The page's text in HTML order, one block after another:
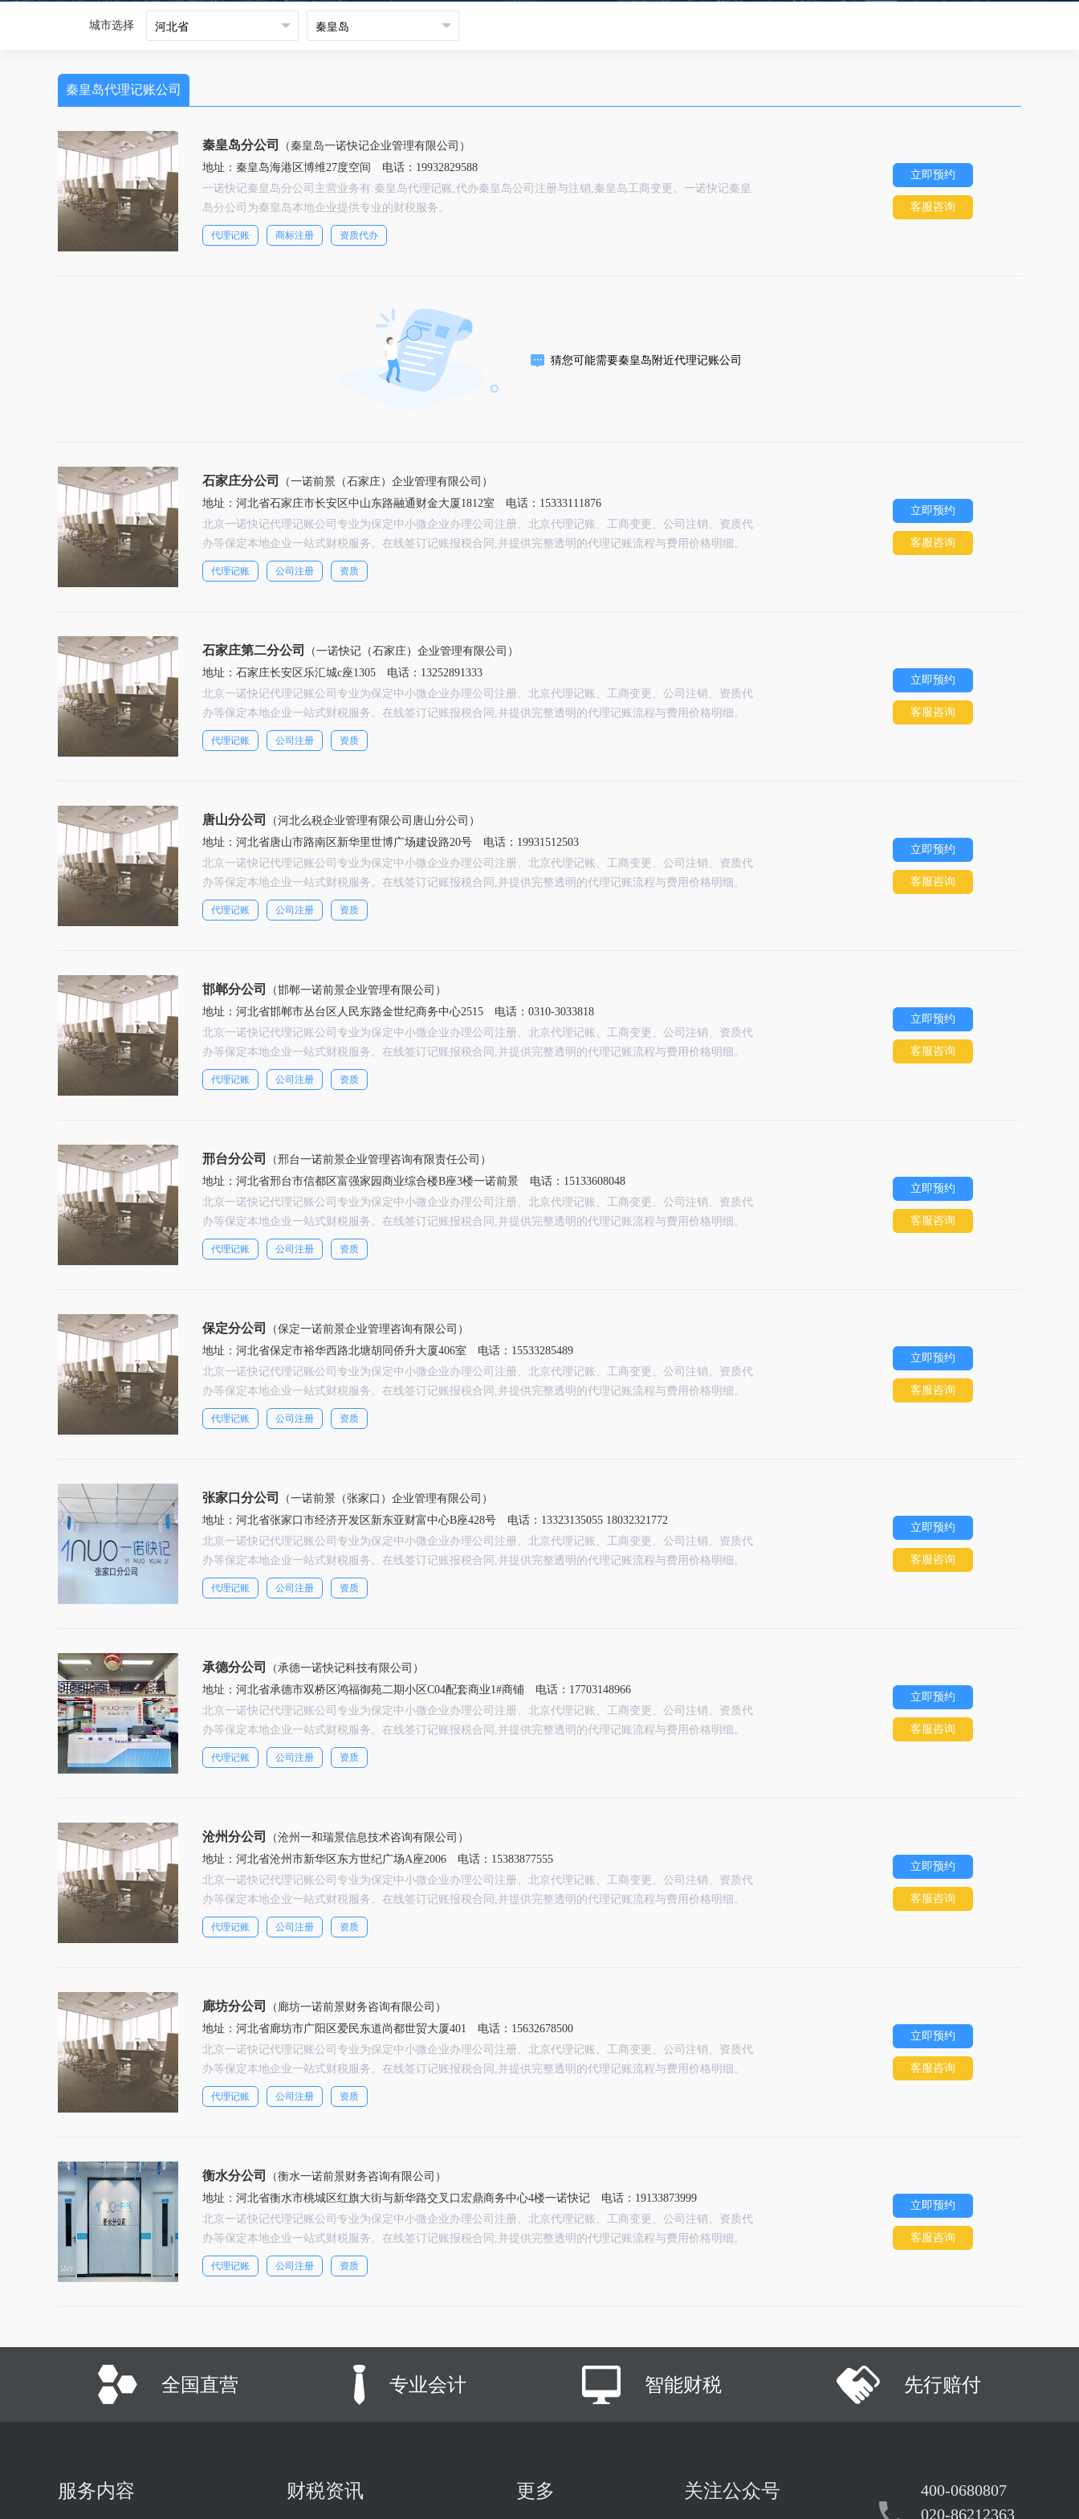
城市选择
秦皇岛代理记账公司
秦皇岛分公司
（秦皇岛一诺快记企业管理有限公司）
地址：秦皇岛海港区博维27度空间
电话：19932829588
一诺快记秦皇岛分公司主营业务有:秦皇岛代理记账,代办秦皇岛公司注册与注销,秦皇岛工商变更。一诺快记秦皇
岛分公司为秦皇岛本地企业提供专业的财税服务。
代理记账 商标注册 资质代办
立即预约
客服咨询
猜您可能需要秦皇岛附近代理记账公司
石家庄分公司
（一诺前景（石家庄）企业管理有限公司）
地址：河北省石家庄市长安区中山东路融通财金大厦1812室
电话：15333111876
北京一诺快记代理记账公司专业为保定中小微企业办理公司注册、北京代理记账、工商变更、公司注销、资质代
办等保定本地企业一站式财税服务。在线签订记账报税合同,并提供完整透明的代理记账流程与费用价格明细。
代理记账 公司注册 资质
立即预约
客服咨询
石家庄第二分公司
（一诺快记（石家庄）企业管理有限公司）
地址：石家庄长安区乐汇城c座1305
电话：13252891333
北京一诺快记代理记账公司专业为保定中小微企业办理公司注册、北京代理记账、工商变更、公司注销、资质代
办等保定本地企业一站式财税服务。在线签订记账报税合同,并提供完整透明的代理记账流程与费用价格明细。
代理记账 公司注册 资质
立即预约
客服咨询
唐山分公司
（河北么税企业管理有限公司唐山分公司）
地址：河北省唐山市路南区新华里世博广场建设路20号
电话：19931512503
北京一诺快记代理记账公司专业为保定中小微企业办理公司注册、北京代理记账、工商变更、公司注销、资质代
办等保定本地企业一站式财税服务。在线签订记账报税合同,并提供完整透明的代理记账流程与费用价格明细。
代理记账 公司注册 资质
立即预约
客服咨询
邯郸分公司
（邯郸一诺前景企业管理有限公司）
地址：河北省邯郸市丛台区人民东路金世纪商务中心2515
电话：0310-3033818
北京一诺快记代理记账公司专业为保定中小微企业办理公司注册、北京代理记账、工商变更、公司注销、资质代
办等保定本地企业一站式财税服务。在线签订记账报税合同,并提供完整透明的代理记账流程与费用价格明细。
代理记账 公司注册 资质
立即预约
客服咨询
邢台分公司
（邢台一诺前景企业管理咨询有限责任公司）
地址：河北省邢台市信都区富强家园商业综合楼B座3楼一诺前景
电话：15133608048
北京一诺快记代理记账公司专业为保定中小微企业办理公司注册、北京代理记账、工商变更、公司注销、资质代
办等保定本地企业一站式财税服务。在线签订记账报税合同,并提供完整透明的代理记账流程与费用价格明细。
代理记账 公司注册 资质
立即预约
客服咨询
保定分公司
（保定一诺前景企业管理咨询有限公司）
地址：河北省保定市裕华西路北塘胡同侨升大厦406室
电话：15533285489
北京一诺快记代理记账公司专业为保定中小微企业办理公司注册、北京代理记账、工商变更、公司注销、资质代
办等保定本地企业一站式财税服务。在线签订记账报税合同,并提供完整透明的代理记账流程与费用价格明细。
代理记账 公司注册 资质
立即预约
客服咨询
张家口分公司
（一诺前景（张家口）企业管理有限公司）
地址：河北省张家口市经济开发区新东亚财富中心B座428号
电话：13323135055 18032321772
北京一诺快记代理记账公司专业为保定中小微企业办理公司注册、北京代理记账、工商变更、公司注销、资质代
办等保定本地企业一站式财税服务。在线签订记账报税合同,并提供完整透明的代理记账流程与费用价格明细。
代理记账 公司注册 资质
立即预约
客服咨询
承德分公司
（承德一诺快记科技有限公司）
地址：河北省承德市双桥区鸿福御苑二期小区C04配套商业1#商铺
电话：17703148966
北京一诺快记代理记账公司专业为保定中小微企业办理公司注册、北京代理记账、工商变更、公司注销、资质代
办等保定本地企业一站式财税服务。在线签订记账报税合同,并提供完整透明的代理记账流程与费用价格明细。
代理记账 公司注册 资质
立即预约
客服咨询
沧州分公司
（沧州一和瑞景信息技术咨询有限公司）
地址：河北省沧州市新华区东方世纪广场A座2006
电话：15383877555
北京一诺快记代理记账公司专业为保定中小微企业办理公司注册、北京代理记账、工商变更、公司注销、资质代
办等保定本地企业一站式财税服务。在线签订记账报税合同,并提供完整透明的代理记账流程与费用价格明细。
代理记账 公司注册 资质
立即预约
客服咨询
廊坊分公司
（廊坊一诺前景财务咨询有限公司）
地址：河北省廊坊市广阳区爱民东道尚都世贸大厦401
电话：15632678500
北京一诺快记代理记账公司专业为保定中小微企业办理公司注册、北京代理记账、工商变更、公司注销、资质代
办等保定本地企业一站式财税服务。在线签订记账报税合同,并提供完整透明的代理记账流程与费用价格明细。
代理记账 公司注册 资质
立即预约
客服咨询
衡水分公司
（衡水一诺前景财务咨询有限公司）
地址：河北省衡水市桃城区红旗大街与新华路交叉口宏鼎商务中心4楼一诺快记
电话：19133873999
北京一诺快记代理记账公司专业为保定中小微企业办理公司注册、北京代理记账、工商变更、公司注销、资质代
办等保定本地企业一站式财税服务。在线签订记账报税合同,并提供完整透明的代理记账流程与费用价格明细。
代理记账 公司注册 资质
立即预约
客服咨询
全国直营 专业会计 智能财税 先行赔付
服务内容 财税资讯 更多 关注公众号
400-0680807
020-86212363